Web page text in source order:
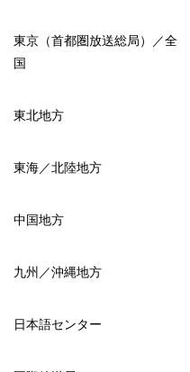
東京（首都圏放送総局）／全
国
東北地方
東海／北陸地方
中国地方
九州／沖縄地方
日本語センター